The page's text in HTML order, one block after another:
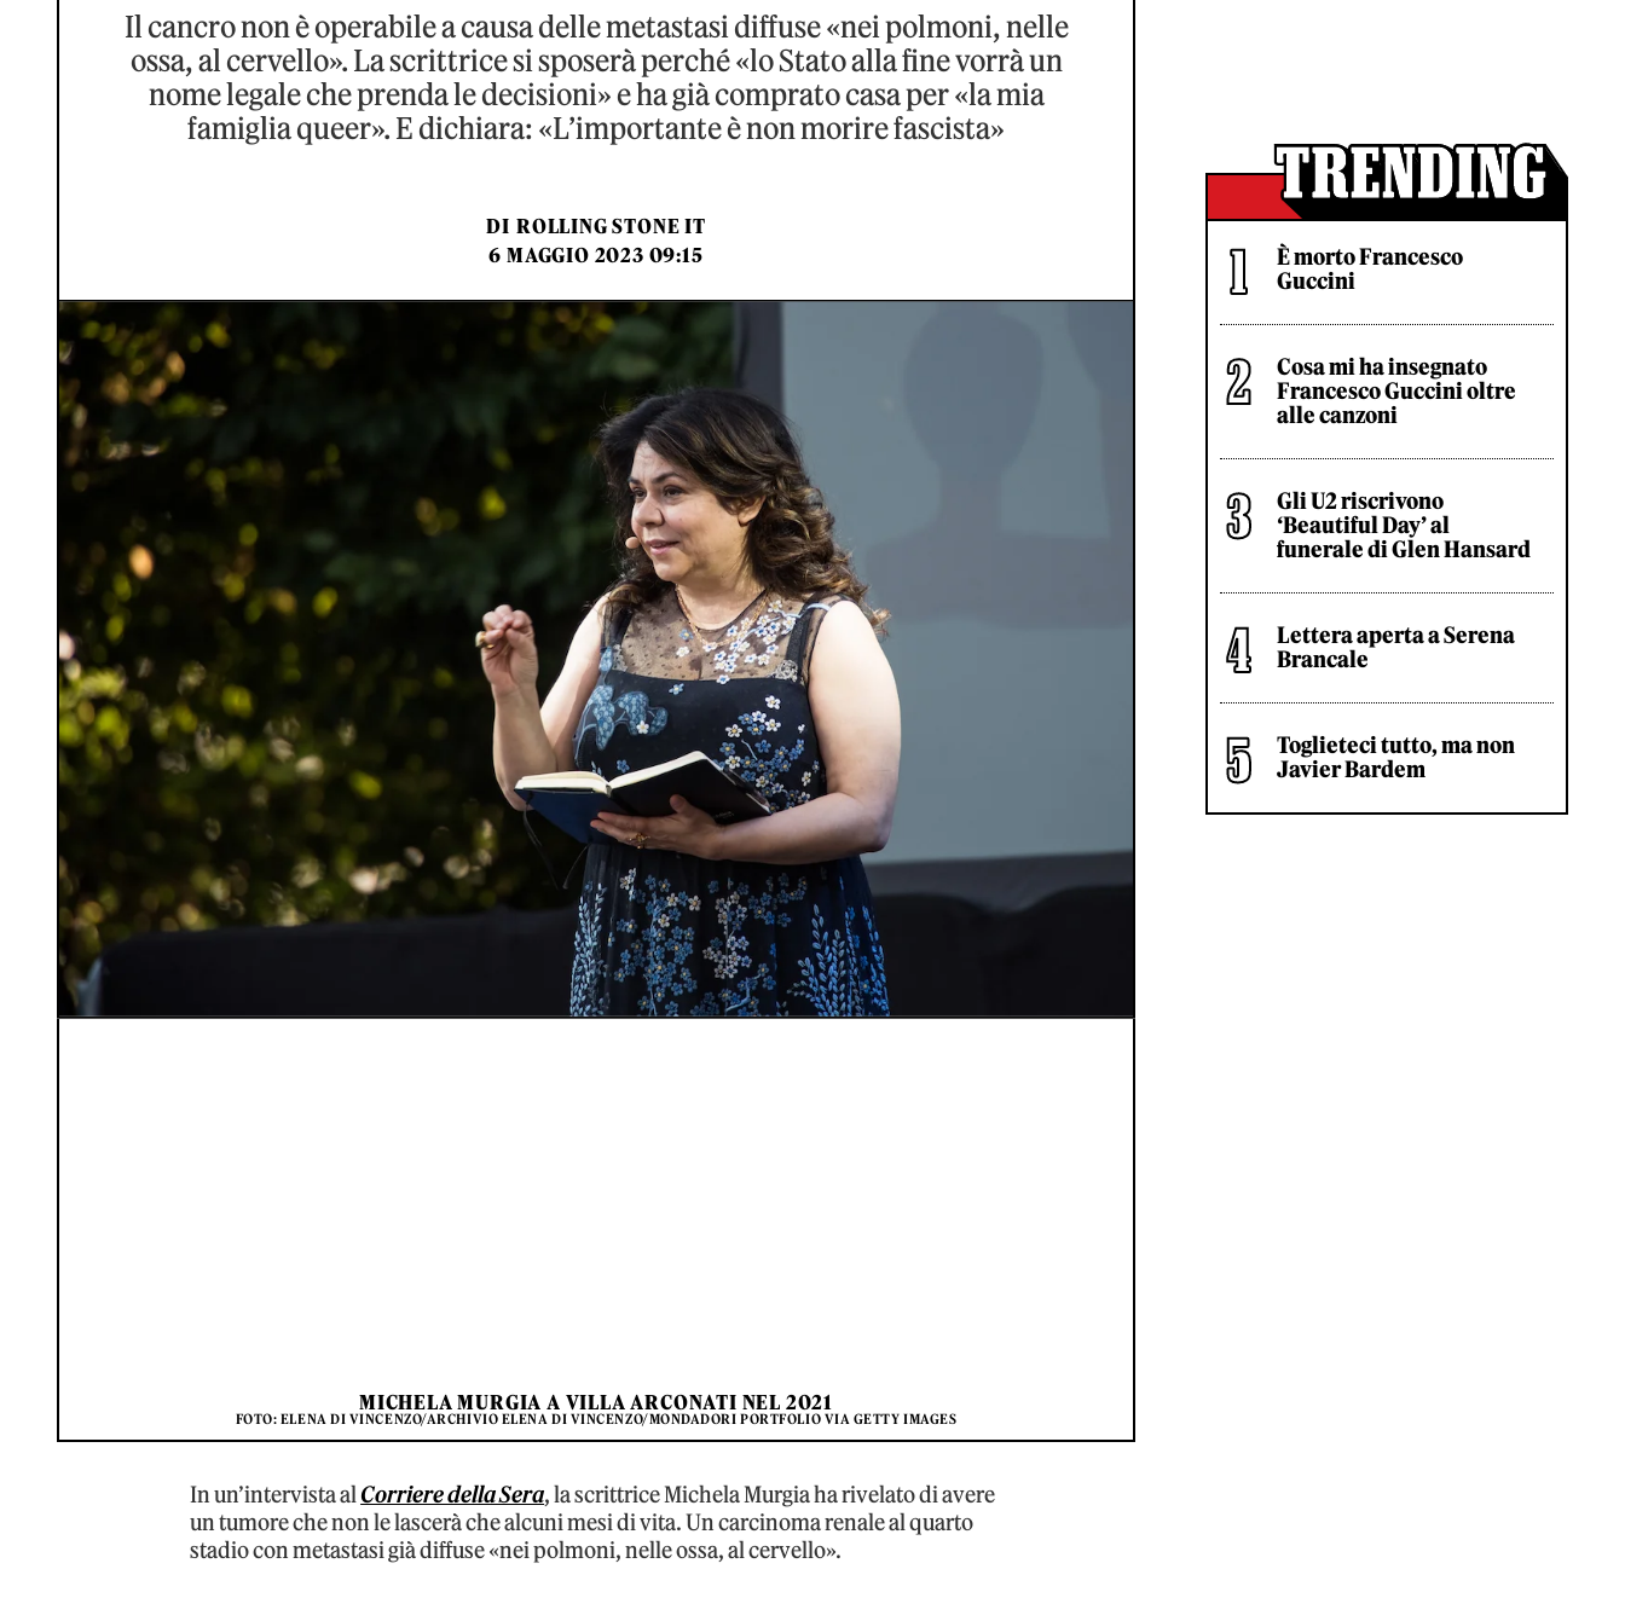
Il cancro non è operabile a causa delle metastasi diffuse «nei polmoni, nelle
ossa, al cervello». La scrittrice si sposerà perché «lo Stato alla fine vorrà un
nome legale che prenda le decisioni» e ha già comprato casa per «la mia
famiglia queer». E dichiara: «L’importante è non morire fascista»
DI ROLLING STONE IT
6 MAGGIO 2023 09:15
MICHELA MURGIA A VILLA ARCONATI NEL 2021
FOTO: ELENA DI VINCENZO/ARCHIVIO ELENA DI VINCENZO/MONDADORI PORTFOLIO VIA GETTY IMAGES
In un’intervista alCorriere della Sera, la scrittrice Michela Murgia ha rivelato di avere
un tumore che non le lascerà che alcuni mesi di vita. Un carcinoma renale al quarto
stadio con metastasi già diffuse «nei polmoni, nelle ossa, al cervello».
È morto Francesco
Guccini
Cosa mi ha insegnato
Francesco Guccini oltre
alle canzoni
Gli U2 riscrivono
‘Beautiful Day’ al
funerale di Glen Hansard
Lettera aperta a Serena
Brancale
Toglieteci tutto, ma non
Javier Bardem